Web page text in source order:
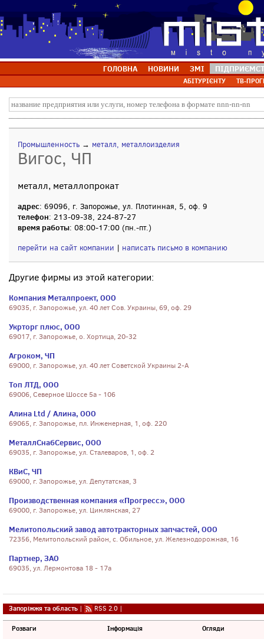
ГОЛОВНА НОВИНИ ЗМІ
АБІТУРІЄНТУ ТВ-
Промышленность → металл, металлоизделия
Вигос, ЧП
металл, металлопрокат
адрес: 69096, г. Запорожье, ул. Плотинная, 5, оф. 9
телефон: 213-09-38, 224-87-27
время работы: 08:00-17:00 (пн.-пт.)
перейти на сайт компании | написать письмо в компанию
Другие фирмы из этой категории:
Компания Металпроект, ООО
69035, г. Запорожье, ул. 40 лет Сов. Украины, 69, оф. 29
Укрторг плюс, ООО
69017, г. Запорожье, о. Хортица, 20-32
Агроком, ЧП
69000, г. Запорожье, ул. 40 лет Советской Украины 2-А
Топ ЛТД, ООО
69006, Северное Шоссе 5а - 106
Алина Ltd / Алина, ООО
69065, г. Запорожье, пл. Инженерная, 1, оф. 220
МеталлСнабСервис, ООО
69035, г. Запорожье, ул. Сталеваров, 1, оф. 2
КВиС, ЧП
69000, г. Запорожье, ул. Депутатская, 3
Производственная компания «Прогресс», ООО
69000, г. Запорожье, ул. Цимлянская, 27
Мелитопольский завод автотракторных запчастей, ООО
72356, Мелитопольский район, с. Обильное, ул. Железнодорожная, 16
Партнер, ЗАО
69035, ул. Лермонтова 18 - 17а
Запоріжжя та область | RSS 2.0 |
Розваги Інформація Огляди